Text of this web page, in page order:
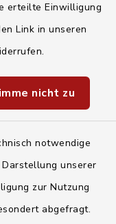
erteilte Einwilligung
Link in unseren
nicht zu
notwendige
unserer
zur Nutzung
abgefragt.